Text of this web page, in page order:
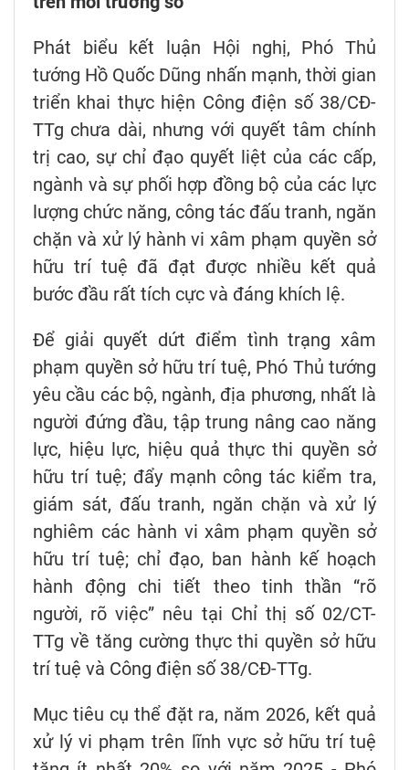
Phát biểu kết luận Hội nghị, Phó Thủ
tướng Hồ Quốc Dũng nhấn mạnh, thời gian
triển khai thực hiện Công điện số 38/CĐ-
TTg chưa dài, nhưng với quyết tâm chính
trị cao, sự chỉ đạo quyết liệt của các cấp,
ngành và sự phối hợp đồng bộ của các lực
lượng chức năng, công tác đấu tranh, ngăn
chặn và xử lý hành vi xâm phạm quyền sở
hữu trí tuệ đã đạt được nhiều kết quả
bước đầu rất tích cực và đáng khích lệ.
Để giải quyết dứt điểm tình trạng xâm
phạm quyền sở hữu trí tuệ, Phó Thủ tướng
yêu cầu các bộ, ngành, địa phương, nhất là
người đứng đầu, tập trung nâng cao năng
lực, hiệu lực, hiệu quả thực thi quyền sở
hữu trí tuệ; đẩy mạnh công tác kiểm tra,
giám sát, đấu tranh, ngăn chặn và xử lý
nghiêm các hành vi xâm phạm quyền sở
hữu trí tuệ; chỉ đạo, ban hành kế hoạch
hành động chi tiết theo tinh thần “rõ
người, rõ việc” nêu tại Chỉ thị số 02/CT-
TTg về tăng cường thực thi quyền sở hữu
trí tuệ và Công điện số 38/CĐ-TTg.
Mục tiêu cụ thể đặt ra, năm 2026, kết quả
xử lý vi phạm trên lĩnh vực sở hữu trí tuệ